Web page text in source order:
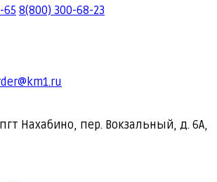
65 8(800) 300-68-23
пгт Нахабино, пер. Вокзальный, д. 6А,